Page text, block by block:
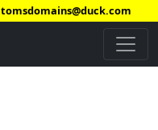
tomsdomains@duck.com